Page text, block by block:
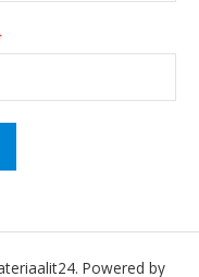
Powered by